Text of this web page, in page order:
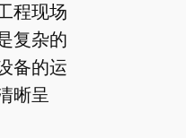
程现场
复杂的
备的运
晰呈